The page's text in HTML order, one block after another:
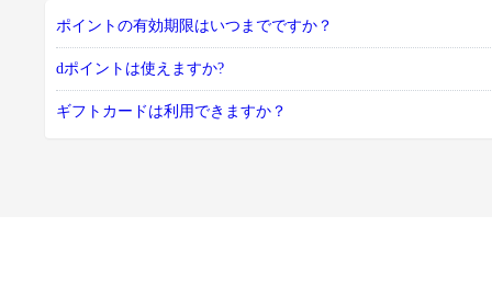
ポイントの有効期限はいつまでですか？
dポイントは使えますか?
ギフトカードは利用できますか？